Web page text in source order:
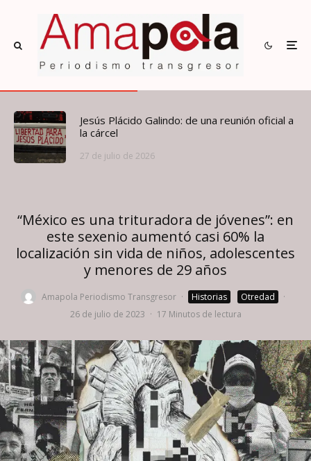
Jesús Plácido Galindo: de una reunión oficial a
la cárcel
27 de julio de 2026
“México es una trituradora de jóvenes”: en
este sexenio aumentó casi 60% la
localización sin vida de niños, adolescentes
y menores de 29 años
Amapola Periodismo Transgresor · Historias Otredad
·
26 de julio de 2023 · 17 Minutos de lectura